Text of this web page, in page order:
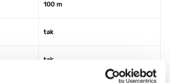
100 m
tak
tak